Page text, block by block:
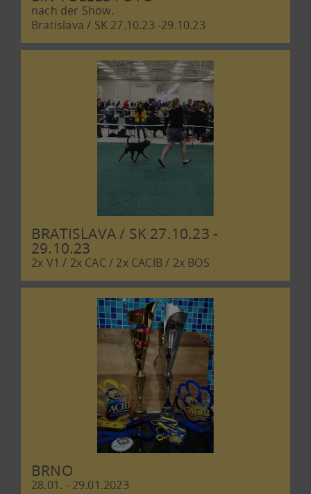
nach der Show.
Bratislava / SK 27.10.23 -29.10.23
BRATISLAVA / SK 27.10.23 -
29.10.23
2x V1 / 2x CAC / 2x CACIB / 2x BOS
BRNO
28.01. - 29.01.2023